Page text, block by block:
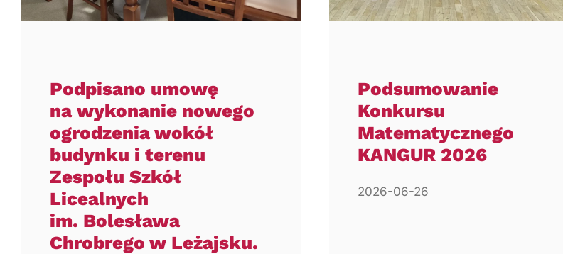
Podpisano umowę
na wykonanie nowego
ogrodzenia wokół
budynku i terenu
Zespołu Szkół
Licealnych
im. Bolesława
Chrobrego w Leżajsku.
Podsumowanie
Konkursu
Matematycznego
KANGUR 2026
2026-06-26